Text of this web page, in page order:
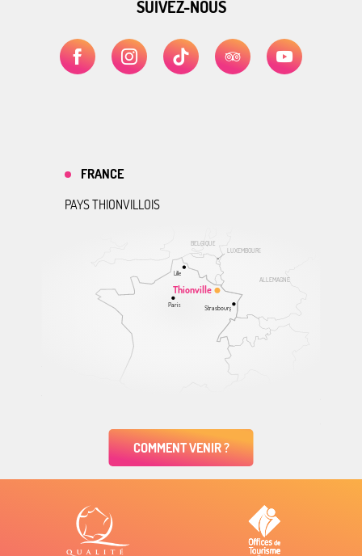
SUIVEZ-NOUS
ALLEMAGNE
BELGIQUE
LUXEMBOURG
Thionville
Lille
Paris Strasbourg
FRANCE
PAYS THIONVILLOIS
COMMENT VENIR ?